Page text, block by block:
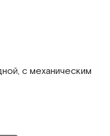
с механическим